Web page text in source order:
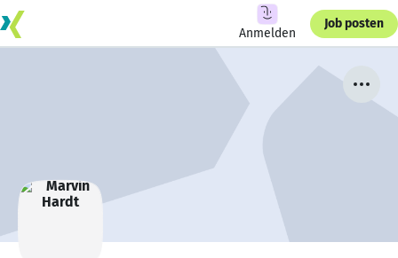
Anmelden
Job posten